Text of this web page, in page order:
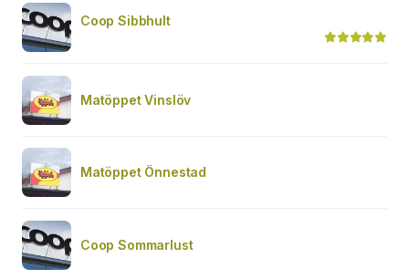
Coop Sibbhult
Matöppet Vinslöv
Matöppet Önnestad
Coop Sommarlust